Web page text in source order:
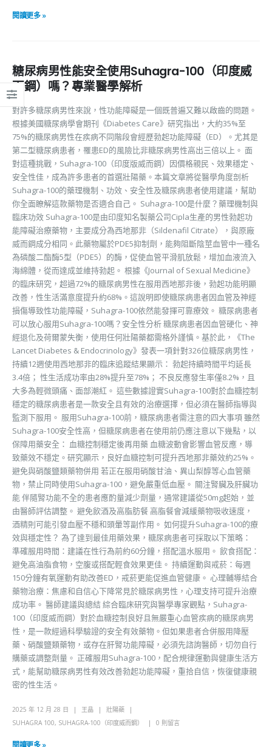
閱讀更多 »
糖尿病男性能安全使用Suhagra-100（印度威
而鋼）嗎？專業醫學解析
對許多糖尿病男性來說，性功能障礙是一個既普遍又難以啟齒的問題。
根據美國糖尿病學會期刊《Diabetes Care》研究指出，大約35%至
75%的糖尿病男性在疾病不同階段會經歷勃起功能障礙（ED）。尤其是
第二型糖尿病患者，罹患ED的風險比非糖尿病男性高出三倍以上。 面
對這種挑戰，Suhagra-100（印度版威而鋼）因價格親民、效果穩定、
安全性佳，成為許多患者的首選壯陽藥。本篇文章將從醫學角度剖析
Suhagra-100的藥理機制、功效、安全性及糖尿病患者使用建議，幫助
你全面瞭解這款藥物是否適合自己。 Suhagra-100是什麼？藥理機制與
臨床功效 Suhagra-100是由印度知名製藥公司Cipla生產的男性勃起功
能障礙治療藥物，主要成分為西地那非（Sildenafil Citrate），與原廠
威而鋼成分相同。此藥物屬於PDE5抑制劑，能夠阻斷陰莖血管中一種名
為磷酸二酯酶5型（PDE5）的酶，促使血管平滑肌放鬆，增加血液流入
海綿體，從而達成並維持勃起。 根據《Journal of Sexual Medicine》
的臨床研究，超過72%的糖尿病男性在服用西地那非後，勃起功能明顯
改善，性生活滿意度提升約68%。這說明即使糖尿病患者因血管及神經
損傷導致性功能障礙，Suhagra-100依然能發揮可靠療效。 糖尿病患者
可以放心服用Suhagra-100嗎？安全性分析 糖尿病患者因血管硬化、神
經退化及荷爾蒙失衡，使用任何壯陽藥都需格外謹慎。基於此，《The
Lancet Diabetes & Endocrinology》發表一項針對326位糖尿病男性，
持續12週使用西地那非的臨床追蹤結果顯示： 勃起持續時間平均延長
3.4倍； 性生活成功率由28%提升至78%； 不良反應發生率僅8.2%，且
大多為輕微頭痛、面部潮紅。 這些數據證實Suhagra-100對於血糖控制
穩定的糖尿病患者是一款安全且有效的治療選擇，但必須在醫師指導與
監測下服用。 服用Suhagra-100前，糖尿病患者需注意的四大事項 雖然
Suhagra-100安全性高，但糖尿病患者在使用前仍應注意以下幾點，以
保障用藥安全： 血糖控制穩定後再用藥 血糖波動會影響血管反應，導
致藥效不穩定。研究顯示，良好血糖控制可提升西地那非藥效約25%。
避免與硝酸鹽類藥物併用 若正在服用硝酸甘油、異山梨醇等心血管藥
物，禁止同時使用Suhagra-100，避免嚴重低血壓。 關注腎臟及肝臟功
能 伴隨腎功能不全的患者應酌量減少劑量，通常建議從50mg起始，並
由醫師評估調整。 避免飲酒及高脂肪餐 高脂餐會減緩藥物吸收速度，
酒精則可能引發血壓不穩和頭暈等副作用。 如何提升Suhagra-100的療
效與穩定性？ 為了達到最佳用藥效果，糖尿病患者可採取以下策略：
準確服用時間：建議在性行為前約60分鐘，搭配溫水服用。 飲食搭配：
避免高油脂食物，空腹或搭配輕食效果更佳。 持續運動與戒菸：每週
150分鐘有氧運動有助改善ED，戒菸更能促進血管健康。 心理輔導結合
藥物治療：焦慮和自信心下降常見於糖尿病男性，心理支持可提升治療
成功率。 醫師建議與總結 綜合臨床研究與醫學專家觀點，Suhagra-
100（印度威而鋼）對於血糖控制良好且無嚴重心血管疾病的糖尿病男
性，是一款經過科學驗證的安全有效藥物。但如果患者合併服用降壓
藥、硝酸鹽類藥物，或存在肝腎功能障礙，必須先諮詢醫師，切勿自行
購藥或調整劑量。 正確服用Suhagra-100，配合規律運動與健康生活方
式，能幫助糖尿病男性有效改善勃起功能障礙，重拾自信，恢復健康親
密的性生活。
2025 年 12 月 28 日 王晶
壯陽藥
SUHAGRA 100, SUHAGRA-100（印度威而鋼） 0 則留言